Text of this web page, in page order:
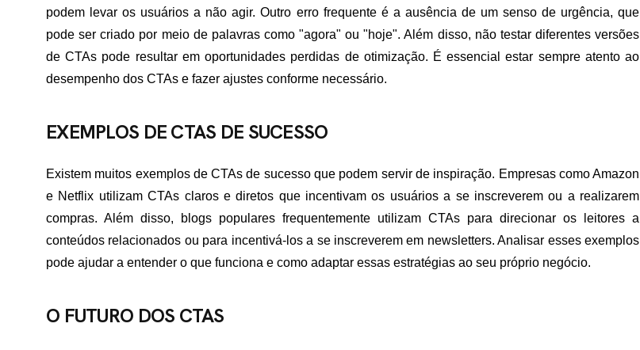
podem levar os usuários a não agir. Outro erro frequente é a ausência de um senso de urgência, que
pode ser criado por meio de palavras como "agora" ou "hoje". Além disso, não testar diferentes versões
de CTAs pode resultar em oportunidades perdidas de otimização. É essencial estar sempre atento ao
desempenho dos CTAs e fazer ajustes conforme necessário.
EXEMPLOS DE CTAS DE SUCESSO
Existem muitos exemplos de CTAs de sucesso que podem servir de inspiração. Empresas como Amazon
e Netflix utilizam CTAs claros e diretos que incentivam os usuários a se inscreverem ou a realizarem
compras. Além disso, blogs populares frequentemente utilizam CTAs para direcionar os leitores a
conteúdos relacionados ou para incentivá-los a se inscreverem em newsletters. Analisar esses exemplos
pode ajudar a entender o que funciona e como adaptar essas estratégias ao seu próprio negócio.
O FUTURO DOS CTAS